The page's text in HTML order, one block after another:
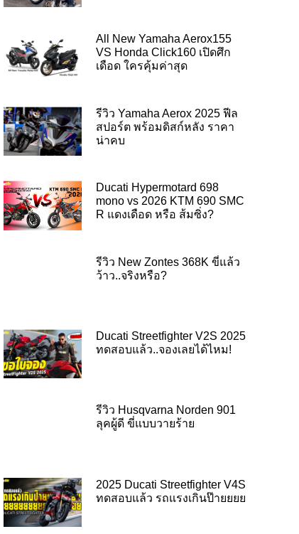
All New Yamaha Aerox155
VS Honda Click160 เปิดศึก
เดือด ใครคุ้มค่าสุด
รีวิว Yamaha Aerox 2025 ฟีล
สปอร์ต พร้อมดิสก์หลัง ราคา
น่าคบ
Ducati Hypermotard 698
mono vs 2026 KTM 690 SMC
R แดงเดือด หรือ ส้มซิ่ง?
รีวิว New Zontes 368K ขี่แล้ว
ว้าว..จริงหรือ?
Ducati Streetfighter V2S 2025
ทดสอบแล้ว..จองเลยได้ไหม!
รีวิว Husqvarna Norden 901
ลุคผู้ดี ขี่แบบวายร้าย
2025 Ducati Streetfighter V4S
ทดสอบแล้ว รถแรงเกินป๊ายยยย